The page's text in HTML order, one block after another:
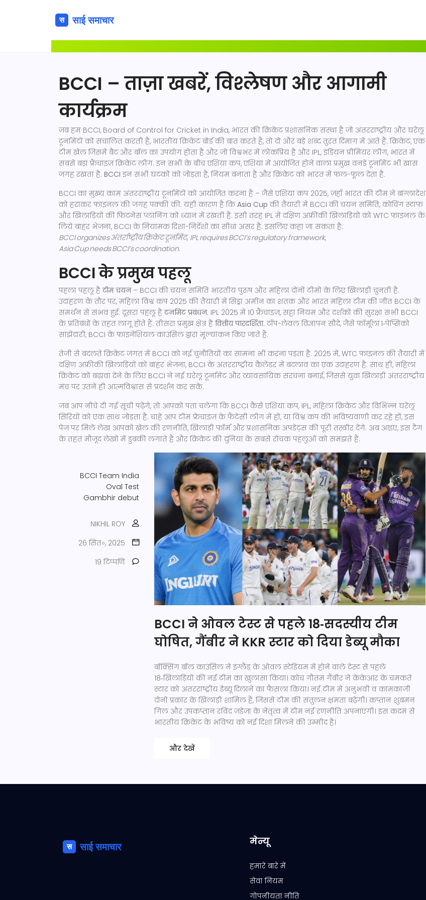
BCCI – ताज़ा खबरें, विश्लेषण और आगामी
कार्यक्रम
जब हम BCCI, Board of Control for Cricket in India, भारत की क्रिकेट प्रशासनिक संस्था है जो अंतरराष्ट्रीय और घरेलू
टूर्नामेंटों को संचालित करती है, भारतीय क्रिकेट बोर्डकी बात करते हैं, तो दो और बड़े शब्द तुरंत दिमाग में आते हैं:क्रिकेट,एक
टीम खेल जिसमें बैट और बॉल का उपयोग होता है और जो विश्वभर में लोकप्रिय है और IPL,इंडियन प्रीमियर लीग, भारत में
सबसे बड़ा फ्रैंचाइज़ क्रिकेट लीग. इन सभी के बीचएशिया कप,एशिया में आयोजित होने वाला प्रमुख वनडे टूर्नामेंटभी खास
जगह रखता है. BCCI इन सभी घटकों को जोड़ता है, नियम बनाता है और क्रिकेट को भारत में फल-फूल देता है.
BCCI का मुख्य काम अंतरराष्ट्रीय टूर्नामेंटों को आयोजित करना है – जैसे एशिया कप 2025, जहाँ भारत की टीम ने बांग्लादेश
को हराकर फाइनल की जगह पक्की की. यही कारण है किAsia Cup की तैयारी में BCCI की चयन समिति, कोचिंग स्टाफ
और खिलाड़ियों की फिटनेस प्लानिंग को ध्यान में रखती है. इसी तरह IPL में दक्षिण अफ्रीकी खिलाड़ियों को WTC फाइनल के
लिये बाहर भेजना, BCCI के नियामक दिशा-निर्देशों का सीधा असर है. इसलिए कहा जा सकता है:
BCCI organizes अंतर्राष्ट्रीय क्रिकेट टूर्नामेंट, IPL requires BCCI’s regulatory framework,
Asia Cup needs BCCI’s coordination.
BCCI के प्रमुख पहलू
पहला पहलू हैटीम चयन– BCCI की चयन समिति भारतीय पुरुष और महिला दोनों टीमों के लिए खिलाड़ी चुनती है.
उदाहरण के तौर पर, महिला विश्व कप 2025 की तैयारी में सिड्रा अमीन का शतक और भारत महिला टीम की जीत BCCI के
समर्थन से संभव हुई. दूसरा पहलू हैटर्नामेंट प्रबंधन. IPL 2025 में 10 फ्रैंचाइज़, सट्टा नियम और दर्शकों की सुरक्षा सभी BCCI
के प्रतिबंधों के तहत लागू होते हैं. तीसरा प्रमुख क्षेत्र है वित्तीय पारदर्शिता. टॉप-लेवल विज्ञापन सौदे, जैसे फॉर्मूला 1‑पेप्सिको
साझेदारी, BCCI के फ़ाइनेंशियल काउंसिल द्वारा मूल्यांकन किए जाते हैं.
तेजी से बदलते क्रिकेट जगत में BCCI को नई चुनौतियों का सामना भी करना पड़ता है. 2025 में, WTC फाइनल की तैयारी में
दक्षिण अफ्रीकी खिलाड़ियों को बाहर भेजना, BCCI के अंतरराष्ट्रीय कैलेंडर में बदलाव का एक उदाहरण है. साथ ही, महिला
क्रिकेट को बढ़ावा देने के लिए BCCI ने नई घरेलू टूर्नामेंट और व्यावसायिक संरचना बनाई, जिससे युवा खिलाड़ी अंतरराष्ट्रीय
मंच पर उतने ही आत्मविश्वास से प्रदर्शन कर सकें.
जब आप नीचे दी गई सूची पढ़ेंगे, तो आपको पता चलेगा कि BCCI कैसे एशिया कप, IPL, महिला क्रिकेट और विभिन्न घरेलू
सिरियों को एक साथ जोड़ता है. चाहे आप टीम फ्रेंचाइज़ के फैंटेसी लीग में हों, या विश्व कप की भविष्यवाणी कर रहे हों, इस
पेज पर मिले लेख आपको खेल की रणनीति, खिलाड़ी फॉर्म और प्रशासनिक अपडेट्स की पूरी तस्वीर देंगे. अब आइए, इस टैग
के तहत मौजूद लेखों में डुबकी लगाते हैं और क्रिकेट की दुनिया के सबसे रोचक पहलुओं को समझते हैं.
BCCI Team India
Oval Test
Gambhir debut
NIKHIL ROY
26 सित॰, 2025
19 टिप्पणि
BCCI ने ओवल टेस्ट से पहले 18‑सदस्यीय टीम
घोषित, गैंबीर ने KKR स्टार को दिया डेब्यू मौका
बॉक्सिंग बॉल काउंसिल ने इंग्लैंड के ओवल स्टेडियम में होने वाले टेस्ट से पहले
18‑खिलाड़ियों की नई टीम का खुलासा किया। कोच गौतम गैंबीर ने केकेआर के चमकते
स्टार को अंतरराष्ट्रीय डेब्यू दिलाने का फैसला किया। नई टीम में अनुभवी व कामकाजी
दोनों प्रकार के खिलाड़ी शामिल हैं, जिससे टीम की संतुलन क्षमता बढ़ेगी। कप्तान शुबमन
गिल और उपकप्तान रविंद्र जडेजा के नेतृत्व में टीम नई रणनीति अपनाएगी। इस कदम से
भारतीय क्रिकेट के भविष्य को नई दिशा मिलने की उम्मीद है।
और देखें
मेन्यू
हमारे बारे में
सेवा नियम
गोपनीयता नीति